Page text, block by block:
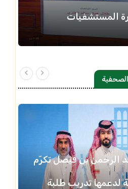
الصحفية
الرحمن بن فيصل تكرّم
لدعمها تدريب طلبة